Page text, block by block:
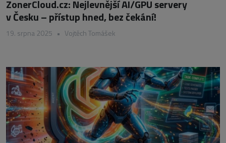
ZonerCloud.cz: Nejlevnější AI/GPU servery
v Česku – přístup hned, bez čekání!
19. srpna 2025 • Vojtěch Tomášek